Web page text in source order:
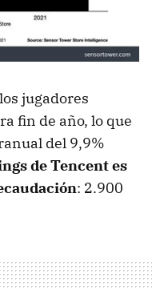
jugadores
fin de año, lo que
del 9,9%
de Tencent es
: 2.900